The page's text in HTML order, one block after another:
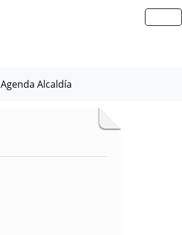
Agenda Alcaldía